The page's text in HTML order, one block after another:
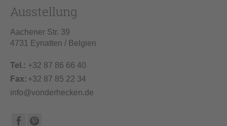
Ausstellung
Aachener Str. 39
4731 Eynatten / Belgien
Tel.: +32 87 86 66 40
Fax: +32 87 85 22 34
info@vonderhecken.de